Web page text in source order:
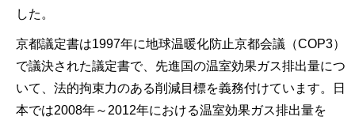
した。
京都議定書は1997年に地球温暖化防止京都会議（COP3）
で議決された議定書で、先進国の温室効果ガス排出量につ
いて、法的拘束力のある削減目標を義務付けています。日
本では2008年～2012年における温室効果ガス排出量を